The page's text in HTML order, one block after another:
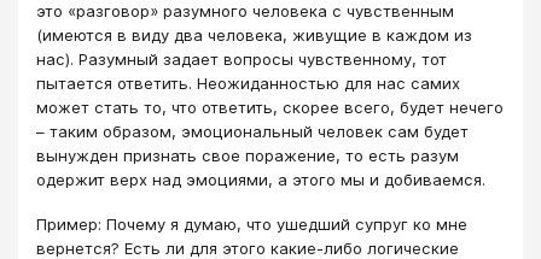
это «разговор» разумного человека с чувственным
(имеются в виду два человека, живущие в каждом из
нас). Разумный задает вопросы чувственному, тот
пытается ответить. Неожиданностью для нас самих
может стать то, что ответить, скорее всего, будет нечего
– таким образом, эмоциональный человек сам будет
вынужден признать свое поражение, то есть разум
одержит верх над эмоциями, а этого мы и добиваемся.
Пример: Почему я думаю, что ушедший супруг ко мне
вернется? Есть ли для этого какие-либо логические